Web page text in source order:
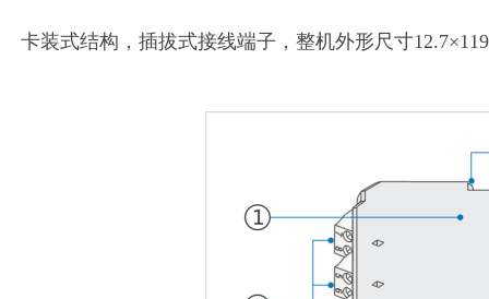
卡装式结构，插拔式接线端子，整机外形尺寸